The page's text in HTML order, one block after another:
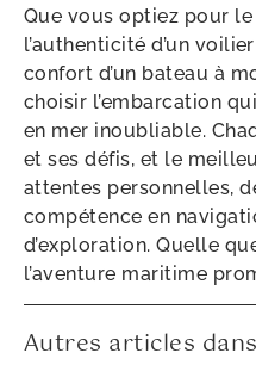
Que vous optiez pour
l’authenticité d’un
confort d’un bateau à
choisir l’embarcation
en mer inoubliable.
et ses défis, et le
attentes personnelles,
compétence en
d’exploration. Quelle
l’aventure maritime
Autres articles